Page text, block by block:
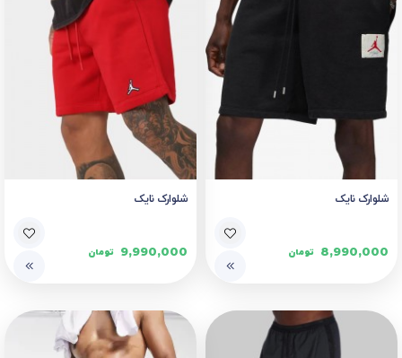
شلوارک نایک
8,990,000 تومان
شلوارک نایک
9,990,000 تومان